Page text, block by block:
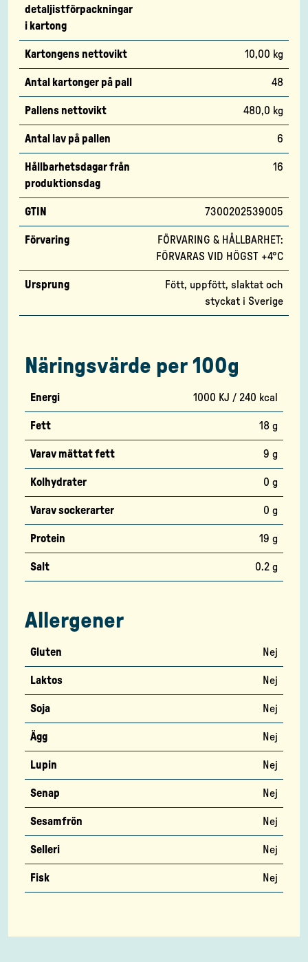
detaljistförpackningar
i kartong
Kartongens nettovikt 10,00 kg
Antal kartonger på pall 48
Pallens nettovikt 480,0 kg
Antal lav på pallen 6
Hållbarhetsdagar från
produktionsdag
16
GTIN 7300202539005
Förvaring
FÖRVARING & HÅLLBARHET:
FÖRVARAS VID HÖGST +4°C
Ursprung
Fött, uppfött, slaktat och
styckat i Sverige
Näringsvärde per 100g
Energi 1000 KJ / 240 kcal
Fett 18 g
Varav mättat fett 9 g
Kolhydrater 0 g
Varav sockerarter 0 g
Protein 19 g
Salt 0.2 g
Allergener
Gluten Nej
Laktos Nej
Soja Nej
Ägg Nej
Lupin Nej
Senap Nej
Sesamfrön Nej
Selleri Nej
Fisk Nej